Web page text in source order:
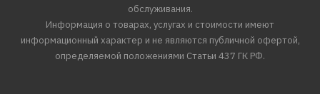
обслуживания.
Информация о товарах, услугах и стоимости имеют
информационный характер и не являются публичной офертой,
определяемой положениями Статьи 437 ГК РФ.